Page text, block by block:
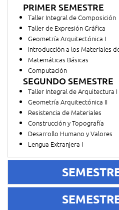
PRIMER SEMESTRE
Taller Integral de Composición
Taller de Expresión Gráfica
Geometría Arquitectónica I
Introducción a los Materiales
Matemáticas Básicas
Computación
SEGUNDO SEMESTRE
Taller Integral de Arquitectura I
Geometría Arquitectónica II
Resistencia de Materiales
Construcción y Topografía
Desarrollo Humano y Valores
Lengua Extranjera I